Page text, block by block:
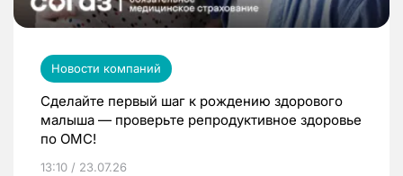
Новости компаний
Сделайте первый шаг к рождению здорового
малыша — проверьте репродуктивное здоровье
по ОМС!
13:10 / 23.07.26